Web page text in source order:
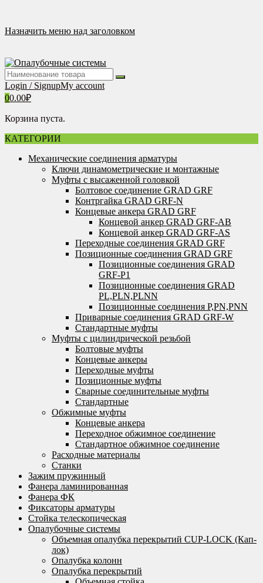
содержимому
Назначить меню над заголовком
Login / SignupMy account
00.00₽
Корзина пуста.
КАТЕГОРИИ
Механические соединения арматуры
Ключи динамометрические и монтажные
Муфты с высаженной головкой
Болтовое соединение GRAD GRF
Контргайка GRAD GRF-N
Концевые анкера GRAD GRF
Концевой анкер GRAD GRF-AB
Концевой анкер GRAD GRF-AS
Переходные соединения GRAD GRF
Позиционные соединения GRAD GRF
Позиционные соединения GRAD
GRF-P1
Позиционные соединения GRAD
PL,PLN,PLNN
Позиционные соединения P,PN,PNN
Приварные соединения GRAD GRF-W
Стандартные муфты
Муфты с цилиндрической резьбой
Болтовые муфты
Концевые анкеры
Переходные муфты
Позиционные муфты
Сварные соединительные муфты
Стандартные
Обжимные муфты
Концевые анкера
Переходное обжимное соединение
Стандартное обжимное соединение
Расходные материалы
Станки
Зажим пружинный
Фанера ламинированная
Фанера ФК
Фиксаторы арматуры
Стойка телескопическая
Опалубочные системы
Объемная опалубка перекрытий CUP-LOCK (Кап-
лок)
Опалубка колонн
Опалубка перекрытий